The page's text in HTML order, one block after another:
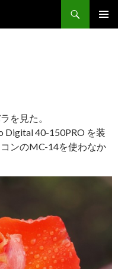
を見た。
40-150PRO を装
ンのMC-14を使わなか